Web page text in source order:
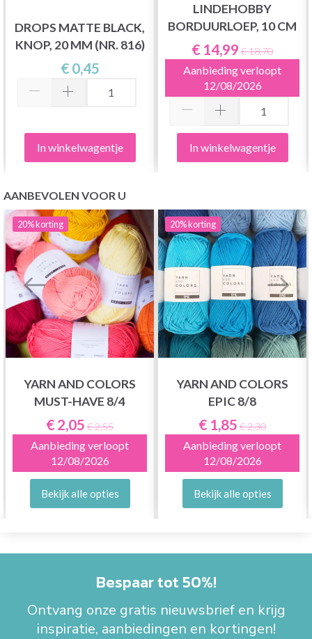
DROPS MATTE BLACK,
KNOP, 20 MM (NR. 816)
€ 0,45
In winkelwagentje
LINDEHOBBY
BORDUURLOEP, 10 CM
€ 14,99 € 18,70
Aanbieding verloopt
12/08/2026
In winkelwagentje
AANBEVOLEN VOOR U
20%korting
YARN AND COLORS
MUST-HAVE 8/4
€ 2,05 € 2,55
Aanbieding verloopt
12/08/2026
Bekijk alle opties
20%korting
YARN AND COLORS
EPIC 8/8
€ 1,85 € 2,30
Aanbieding verloopt
12/08/2026
Bekijk alle opties
Bespaar tot 50%!
Ontvang onze gratis nieuwsbrief en krijg
inspiratie, aanbiedingen en kortingen!